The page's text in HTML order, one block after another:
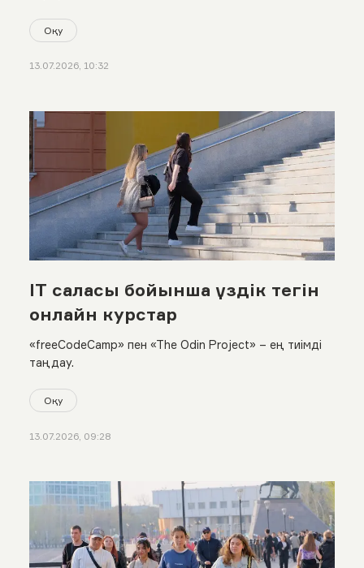
Оқу
13.07.2026, 10:32
IT саласы бойынша үздік тегін
онлайн курстар
«freeCodeCamp» пен «The Odin Project» – ең тиімді
таңдау.
Оқу
13.07.2026, 09:28